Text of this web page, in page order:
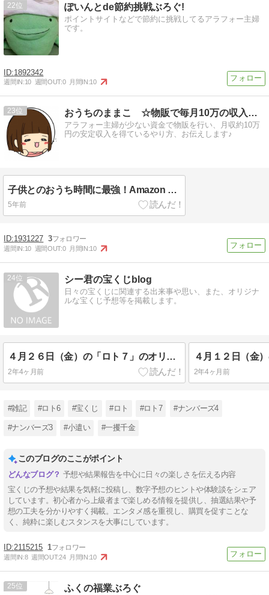
22 ぽいんとde節約挑戦ぶろぐ!
ポイントサイトなどで節約に挑戦してるアラフォー主婦
です。
1892342
週間IN:10 週間OUT:0 月間IN:10
23 おうちのままこ ☆物販で毎月10万の収入ゲット☆
アラフォー主婦が少ない資金で物販を行い、月収約10万
円の安定収入を得ているやり方、お伝えします♪
子供とのおうち時間に最強！Amazon Fire TV Stick
5年前
1931227 3
週間IN:10 週間OUT:0 月間IN:10
24 シー君の宝くじblog
日々の宝くじに関連する出来事や思い、また、オリジナ
ルな宝くじ予想等を掲載します。
４月２６日（金）の「ロト７」のオリジナル予想
2年4ヶ月前 2年4ヶ月前
#雑記 #ロト6 #宝くじ #ロト #ロト7 #ナンバーズ4
#ナンバーズ3 #小遣い #一攫千金
このブログのここがポイント
予想や結果報告を中心に日々の楽しさを伝える内容
宝くじの予想や結果を気軽に投稿し、数字予想のヒントや体験談をシェア
しています。初心者から上級者まで楽しめる情報を提供し、抽選結果や予
想の工夫を分かりやすく掲載。エンタメ感を重視し、購買を促すことな
く、純粋に楽しむスタンスを大事にしています。
2115215 1
週間IN:8 週間OUT:24 月間IN:10
25 ふくの福業ぶろぐ